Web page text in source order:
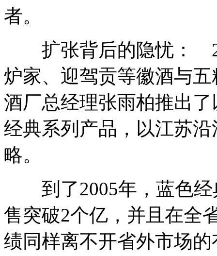
者。
扩张背后的隐忧：
炉家、迎驾贡等徽酒与
酒厂总经理张雨柏推出
经典系列产品，以江苏
略。
到了2005年，蓝色经
售突破2个亿，并且在全
绩同样离不开省外市场